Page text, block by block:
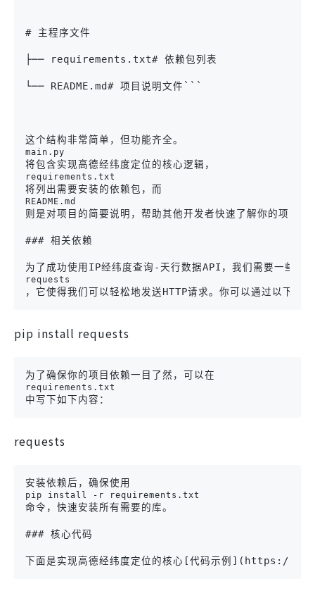
# 主程序文件
├── requirements.txt# 依赖包列表
└── README.md# 项目说明文件```
这个结构非常简单，但功能齐全。
main.py
将包含实现高德经纬度定位的核心逻辑，
requirements.txt
将列出需要安装的依赖包，而
README.md
则是对项目的简要说明，帮助其他开发者快速了解你的项目。
### 相关依赖
为了成功使用IP经纬度查询-天行数据API，我们需
requests
pip install requests
为了确保你的项目依赖一目了然，可以在
requirements.txt
requests
安装依赖后，确保使用
pip install -r requirements.txt
命令，快速安装所有需要的库。
### 核心代码